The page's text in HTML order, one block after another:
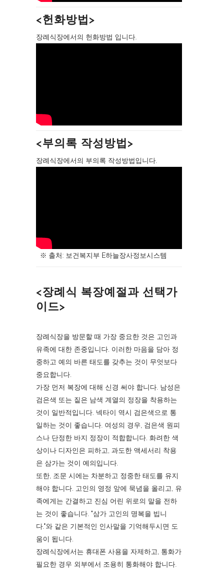
<헌화방법>
장례식장에서의 헌화방법 입니다.
<부의록 작성방법>
장례식장에서의 부의록 작성방법입니다.
※ 출처: 보건복지부 E하늘장사정보시스템
<장례식 복장예절과 선택가
이드>
장례식장을 방문할 때 가장 중요한 것은 고인과
유족에 대한 존중입니다. 이러한 마음을 담아 정
중하고 예의 바른 태도를 갖추는 것이 무엇보다
중요합니다.
가장 먼저 복장에 대해 신경 써야 합니다. 남성은
검은색 또는 짙은 남색 계열의 정장을 착용하는
것이 일반적입니다. 넥타이 역시 검은색으로 통
일하는 것이 좋습니다. 여성의 경우, 검은색 원피
스나 단정한 바지 정장이 적합합니다. 화려한 색
상이나 디자인은 피하고, 과도한 액세서리 착용
은 삼가는 것이 예의입니다.
또한, 조문 시에는 차분하고 정중한 태도를 유지
해야 합니다. 고인의 영정 앞에 묵념을 올리고, 유
족에게는 간결하고 진심 어린 위로의 말을 전하
는 것이 좋습니다. "삼가 고인의 명복을 빕니
다."와 같은 기본적인 인사말을 기억해두시면 도
움이 됩니다.
장례식장에서는 휴대폰 사용을 자제하고, 통화가
필요한 경우 외부에서 조용히 통화해야 합니다.